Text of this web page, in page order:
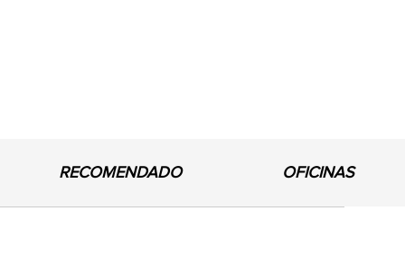
RECOMENDADO OFICINAS